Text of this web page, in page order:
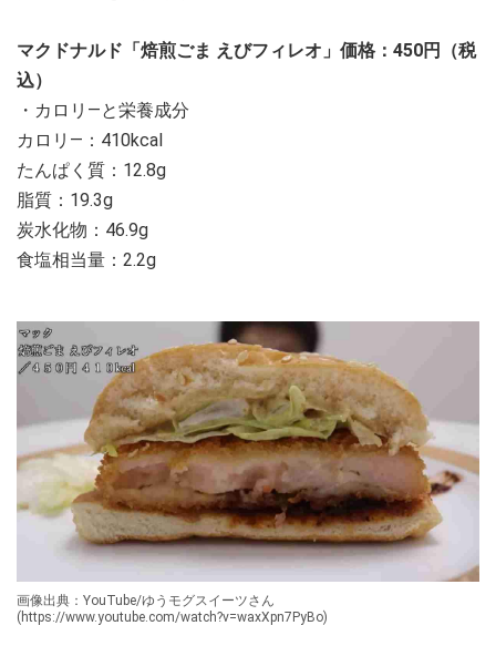
マクドナルド「焙煎ごま えびフィレオ」価格：450円（税
込）
・カロリ―と栄養成分
カロリ―：410kcal
たんぱく質：12.8g
脂質：19.3g
炭水化物：46.9g
食塩相当量：2.2g
画像出典：YouTube/ゆうモグスイーツさん
(https://www.youtube.com/watch?v=waxXpn7PyBo)